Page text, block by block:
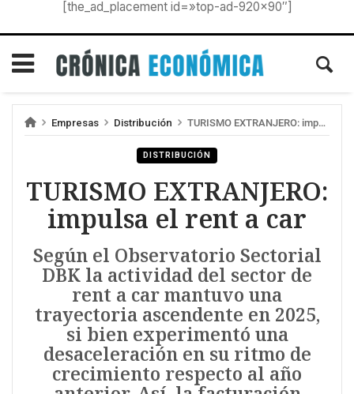
[the_ad_placement id=»top-ad-920×90″]
Empresas Distribución TURISMO EXTRANJERO: impulsa el rent a car
DISTRIBUCIÓN
TURISMO EXTRANJERO:
impulsa el rent a car
Según el Observatorio Sectorial
DBK la actividad del sector de
rent a car mantuvo una
trayectoria ascendente en 2025,
si bien experimentó una
desaceleración en su ritmo de
crecimiento respecto al año